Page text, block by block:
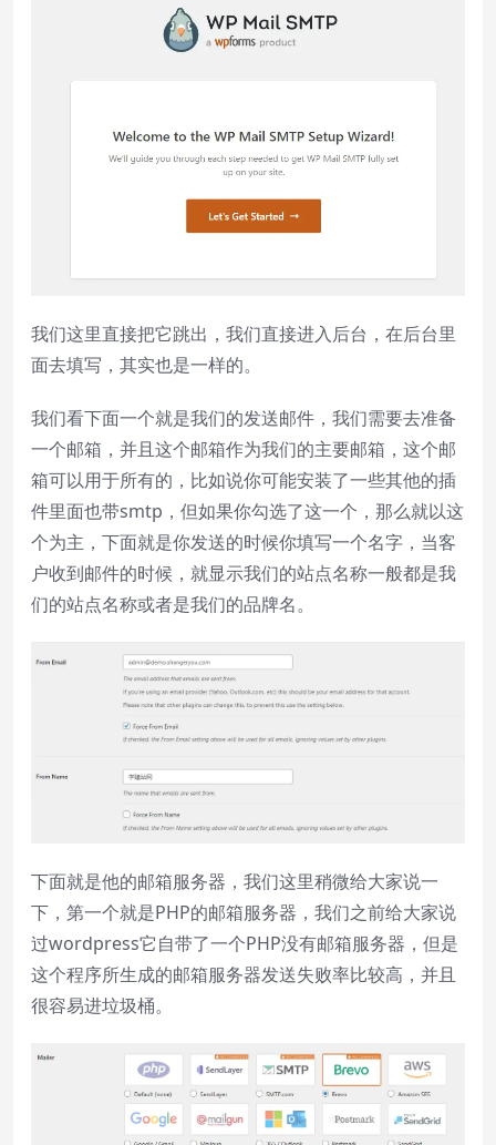
Font Family
Done
Close Modal Dialog
End of dialog window.
我们这里直接把它跳出，我们直接进入后台，在后台里
面去填写，其实也是一样的。
我们看下面一个就是我们的发送邮件，我们需要去准备
一个邮箱，并且这个邮箱作为我们的主要邮箱，这个邮
箱可以用于所有的，比如说你可能安装了一些其他的插
件里面也带smtp，但如果你勾选了这一个，那么就以这
个为主，下面就是你发送的时候你填写一个名字，当客
户收到邮件的时候，就显示我们的站点名称一般都是我
们的站点名称或者是我们的品牌名。
下面就是他的邮箱服务器，我们这里稍微给大家说一
下，第一个就是PHP的邮箱服务器，我们之前给大家说
过wordpress它自带了一个PHP没有邮箱服务器，但是
这个程序所生成的邮箱服务器发送失败率比较高，并且
很容易进垃圾桶。